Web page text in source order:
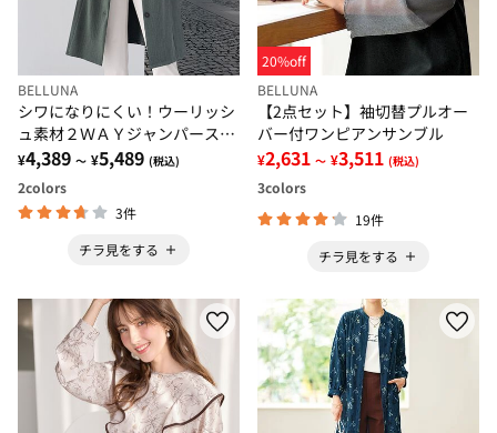
BELLUNA
シワになりにくい！ウーリッシ
ュ素材２ＷＡＹジャンパースカ
ート
¥4,389 ～ ¥5,489 (税込)
2colors
3件
チラ見をする
20%off
BELLUNA
【2点セット】袖切替プルオー
バー付ワンピアンサンブル
¥2,631 ～ ¥3,511 (税込)
3colors
19件
チラ見をする